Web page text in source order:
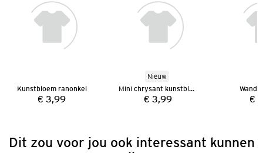
Kunstbloem ranonkel
Prijs:
€ 3,99
Nieuw
Mini chrysant kunstbloem
Prijs:
€ 3,99 €
Dit zou voor jou ook interessant kunnen